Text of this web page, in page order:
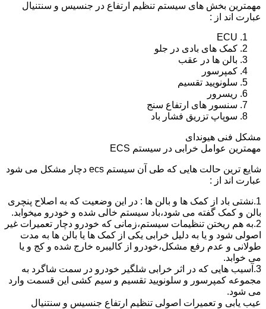
مهمترین بخش های سیستم تنظیم ارتفاع در جنسیس و سنتنیال
عبارت اند از :
ECU
کمک های بادی در جلو
بالن ها در عقب
کمپرسور
سلونویید تقسیم
ریسرور
سنسور های ارتفاع سنج
سوپاپ تزریق فشار باد
مشکل فنی هیوندای
مهمترین عوامل خرابی در سیستم ECS
شایع ترین حالت هایی که طی آن سیستم ecs دچار مشکل می شود
عبارت اند از :
1.نشتی باد از کمک ها و بالن ها : در این وضعیت که به اصلاح پنچری
بالن و کمک گفته می شود،باد سیستم خالی شده و خودرو میخوابد.
2.به هم ریختن تنظیمات سیستم،زمانی که خودرو دچار تعمیرات غیر
اصولی شود و یا به دلیل خرابی یکی از کمک ها یا بالن ها به مدت
طولانی و عدم رفع مشکل،خودرو از کالیبره خارج شده و کج و یا
می خوابد.
3.آسیب هایی که در اثر خرابی شلگیر خودرو در سمت شاگرد به
مجموعه کمپرسور و سلونویید تقسیم و سیم کشی این قسمت وارد
می شود.
عیب یابی و تعمیرات اصولی تنظیم ارتفاع جنسیس و سنتنیال